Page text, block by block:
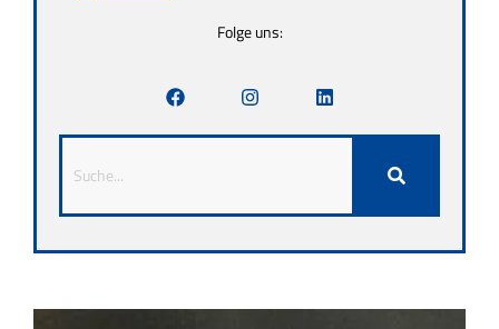
Folge uns: